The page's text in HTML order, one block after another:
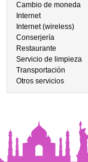
Cambio de moneda
Internet
Internet (wireless)
Conserjería
Restaurante
Servicio de limpieza
Transportación
Otros servicios